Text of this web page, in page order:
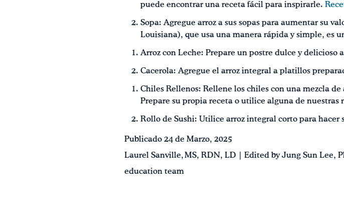
puede encontrar una receta fácil para inspirarle.
Sopa: Agregue arroz a sus sopas para aumentar su
Louisiana), que usa una manera rápida y simple, es
Arroz con Leche: Prepare un postre dulce y delicioso
Cacerola: Agregue el arroz integral a platillos
Chiles Rellenos: Rellene los chiles con una mezcla
Prepare su propia receta o utilice alguna de nuestras
Rollo de Sushi: Utilice arroz integral corto para hacer
Publicado 24 de Marzo, 2025
Laurel Sanville, MS, RDN, LD | Edited by Jung Sun Lee,
education team